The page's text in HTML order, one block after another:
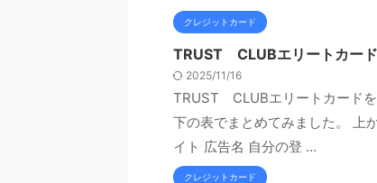
クレジットカード
TRUST CLUBエリートカード
2025/11/16
TRUST CLUBエリートカードを
下の表でまとめてみました。 上
イト 広告名 自分の登 ...
クレジットカード